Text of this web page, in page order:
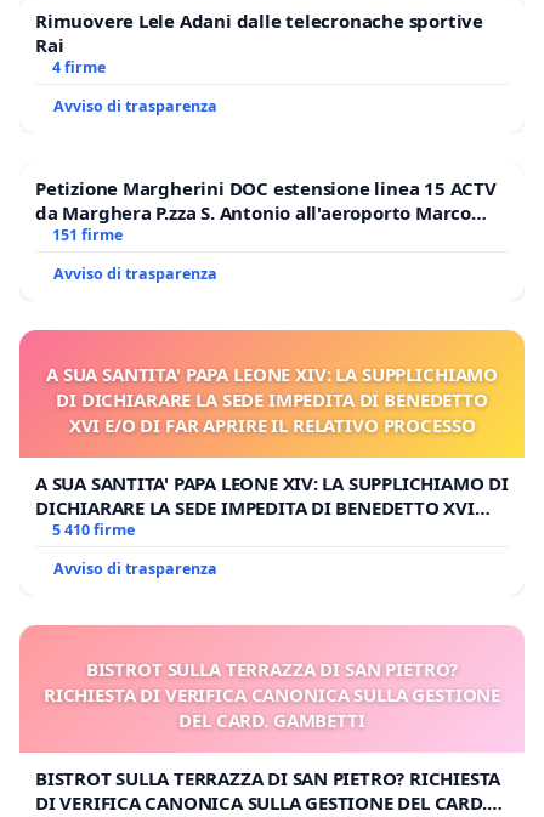
Rimuovere Lele Adani dalle telecronache sportive
Rai
4 firme
Avviso di trasparenza
Petizione Margherini DOC estensione linea 15 ACTV
da Marghera P.zza S. Antonio all'aeroporto Marco
Polo tariffa a € 1,50
151 firme
Avviso di trasparenza
A SUA SANTITA' PAPA LEONE XIV: LA SUPPLICHIAMO
DI DICHIARARE LA SEDE IMPEDITA DI BENEDETTO
XVI E/O DI FAR APRIRE IL RELATIVO PROCESSO
A SUA SANTITA' PAPA LEONE XIV: LA SUPPLICHIAMO DI
DICHIARARE LA SEDE IMPEDITA DI BENEDETTO XVI
E/O DI FAR APRIRE IL RELATIVO PROCESSO
5 410 firme
Avviso di trasparenza
BISTROT SULLA TERRAZZA DI SAN PIETRO?
RICHIESTA DI VERIFICA CANONICA SULLA GESTIONE
DEL CARD. GAMBETTI
BISTROT SULLA TERRAZZA DI SAN PIETRO? RICHIESTA
DI VERIFICA CANONICA SULLA GESTIONE DEL CARD.